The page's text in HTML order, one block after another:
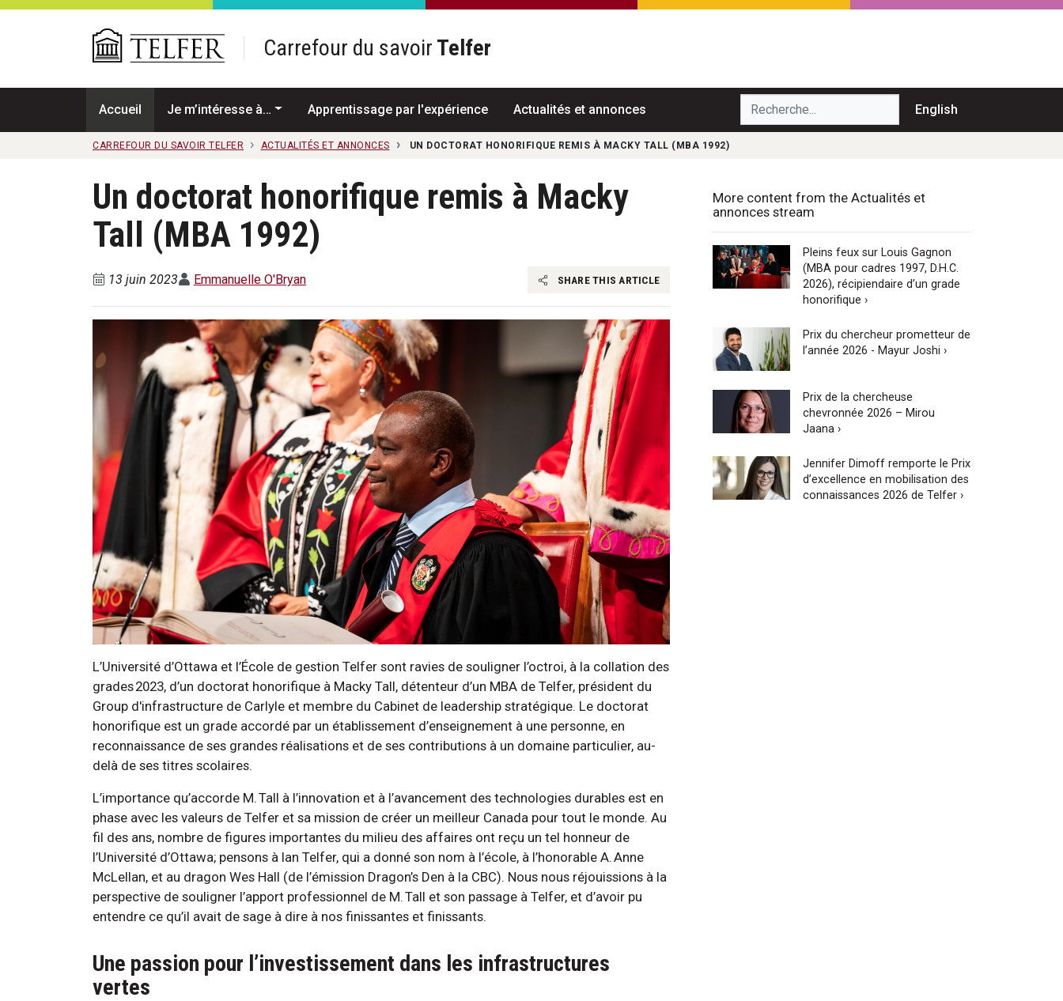
Passer au contenu principal
Carrefour du savoir Telfer
Accueil Je m’intéresse à… Apprentissage par l'expérience Actualités et annonces Recherche... English
CARREFOUR DU SAVOIR TELFER ACTUALITÉS ET ANNONCES UN DOCTORAT HONORIFIQUE REMIS À MACKY TALL (MBA 1992)
Un doctorat honorifique remis à Macky
Tall (MBA 1992)
13 juin 2023 Emmanuelle O'Bryan SHARE THIS ARTICLE
L’Université d’Ottawa et l’École de gestion Telfer sont ravies de souligner l’octroi, à la collation des
grades 2023, d’un doctorat honorifique à Macky Tall, détenteur d’un MBA de Telfer, président du
Group d'infrastructure de Carlyle et membre du Cabinet de leadership stratégique. Le doctorat
honorifique est un grade accordé par un établissement d’enseignement à une personne, en
reconnaissance de ses grandes réalisations et de ses contributions à un domaine particulier, au-
delà de ses titres scolaires.
L’importance qu’accorde M. Tall à l’innovation et à l’avancement des technologies durables est en
phase avec les valeurs de Telfer et sa mission de créer un meilleur Canada pour tout le monde. Au
fil des ans, nombre de figures importantes du milieu des affaires ont reçu un tel honneur de
l’Université d’Ottawa; pensons à Ian Telfer, qui a donné son nom à l’école, à l’honorable A. Anne
McLellan, et au dragon Wes Hall (de l’émission Dragon’s Den à la CBC). Nous nous réjouissions à la
perspective de souligner l’apport professionnel de M. Tall et son passage à Telfer, et d’avoir pu
entendre ce qu’il avait de sage à dire à nos finissantes et finissants.
Une passion pour l’investissement dans les infrastructures
vertes
More content from the Actualités et
annonces stream
Pleins feux sur Louis Gagnon
(MBA pour cadres 1997, D.H.C.
2026), récipiendaire d’un grade
honorifique ›
Prix du chercheur prometteur de
l’année 2026 - Mayur Joshi ›
Prix de la chercheuse
chevronnée 2026 – Mirou
Jaana ›
Jennifer Dimoff remporte le Prix
d’excellence en mobilisation des
connaissances 2026 de Telfer ›